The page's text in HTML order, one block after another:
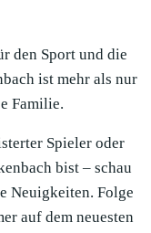
den Sport und die
ist mehr als nur
Familie.
Spieler oder
bist – schau
Neuigkeiten. Folge
auf dem neuesten